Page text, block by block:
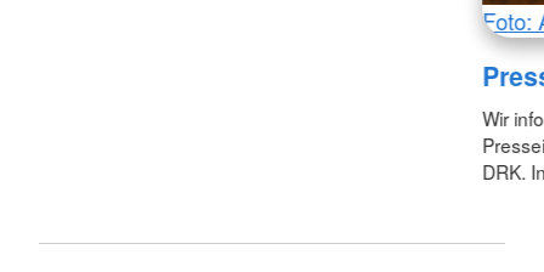
Foto:
Wir
DRK.